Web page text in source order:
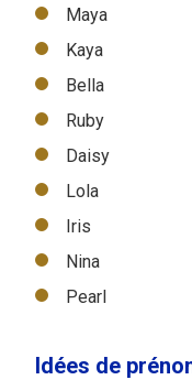
Maya
Kaya
Bella
Ruby
Daisy
Lola
Iris
Nina
Pearl
Idées de